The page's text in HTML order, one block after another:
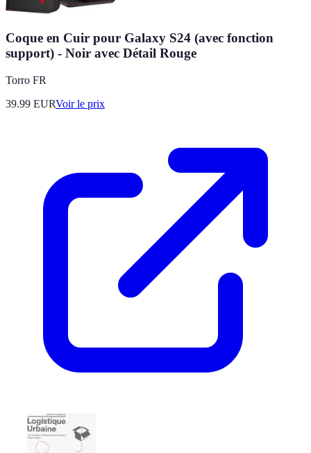
Coque en Cuir pour Galaxy S24 (avec fonction
support) - Noir avec Détail Rouge
Torro FR
39.99 EURVoir le prix